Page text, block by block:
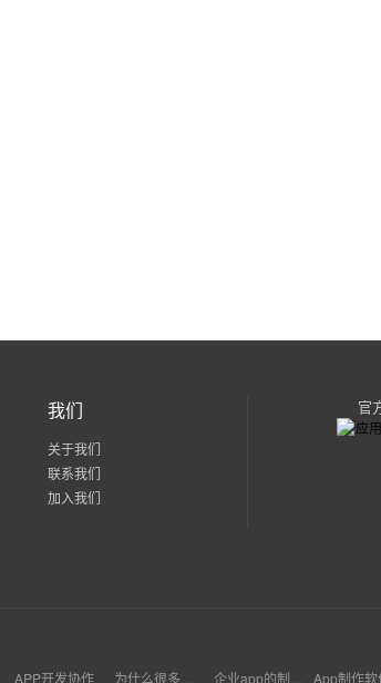
我们
关于我们
联系我们
加入我们
官
APP开发协作 App制作软